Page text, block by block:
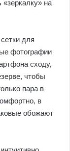
на
для
фотографии
сходу,
чтобы
пара в
в
обожают